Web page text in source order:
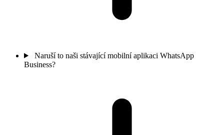
Naruší to naši stávající mobilní aplikaci WhatsApp
Business?